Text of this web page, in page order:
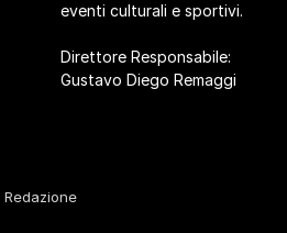
eventi culturali e sportivi.
Direttore Responsabile:
Gustavo Diego Remaggi
Redazione